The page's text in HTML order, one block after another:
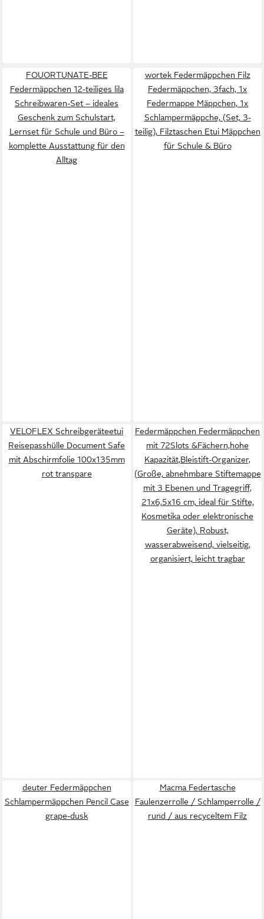
FOUORTUNATE-BEE
Federmäppchen 12-teiliges lila
Schreibwaren-Set – ideales
Geschenk zum Schulstart,
Lernset für Schule und Büro –
komplette Ausstattung für den
Alltag
wortek Federmäppchen Filz
Federmäppchen, 3fach, 1x
Federmappe Mäppchen, 1x
Schlampermäppche, (Set, 3-
teilig), Filztaschen Etui Mäppchen
für Schule & Büro
VELOFLEX Schreibgeräteetui
Reisepasshülle Document Safe
mit Abschirmfolie 100x135mm
rot transpare
Federmäppchen Federmäppchen
mit 72Slots &Fächern,hohe
Kapazität,Bleistift-Organizer,
(Große, abnehmbare Stiftemappe
mit 3 Ebenen und Tragegriff,
21x6,5x16 cm, ideal für Stifte,
Kosmetika oder elektronische
Geräte), Robust,
wasserabweisend, vielseitig,
organisiert, leicht tragbar
deuter Federmäppchen
Schlampermäppchen Pencil Case
grape-dusk
Macma Federtasche
Faulenzerrolle / Schlamperrolle /
rund / aus recyceltem Filz